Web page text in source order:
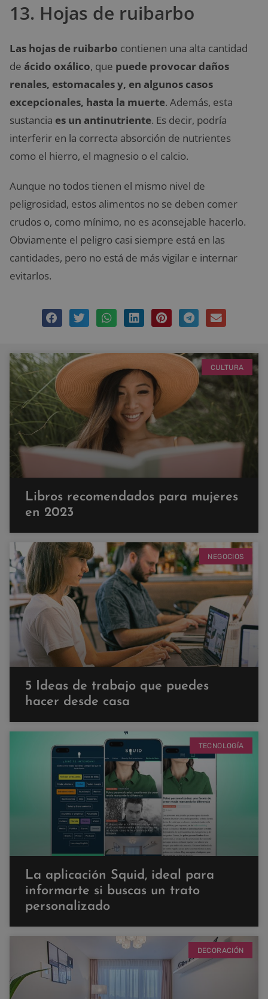
13. Hojas de ruibarbo
Las hojas de ruibarbo contienen una alta cantidad
de ácido oxálico, que puede provocar daños
renales, estomacales y, en algunos casos
excepcionales, hasta la muerte. Además, esta
sustancia es un antinutriente. Es decir, podría
interferir en la correcta absorción de nutrientes
como el hierro, el magnesio o el calcio.
Aunque no todos tienen el mismo nivel de
peligrosidad, estos alimentos no se deben comer
crudos o, como mínimo, no es aconsejable hacerlo.
Obviamente el peligro casi siempre está en las
cantidades, pero no está de más vigilar e internar
evitarlos.
CULTURA
Libros recomendados para mujeres
en 2023
NEGOCIOS
5 Ideas de trabajo que puedes
hacer desde casa
TECNOLOGÍA
La aplicación Squid, ideal para
informarte si buscas un trato
personalizado
DECORACIÓN